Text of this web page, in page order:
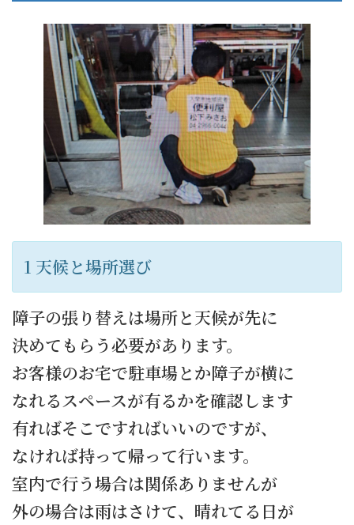
1 天候と場所選び
障子の張り替えは場所と天候が先に
決めてもらう必要があります。
お客様のお宅で駐車場とか障子が横に
なれるスペースが有るかを確認します
有ればそこですればいいのですが、
なければ持って帰って行います。
室内で行う場合は関係ありませんが
外の場合は雨はさけて、晴れてる日が